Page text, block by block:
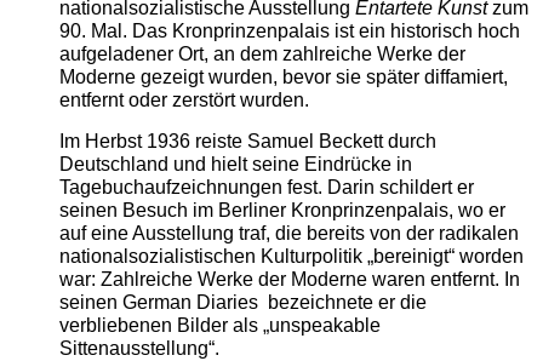
nationalsozialistische Ausstellung Entartete Kunstzum
90. Mal. Das Kronprinzenpalais ist ein historisch hoch
aufgeladener Ort, an dem zahlreiche Werke der
Moderne gezeigt wurden, bevor sie später diffamiert,
entfernt oder zerstört wurden.
Im Herbst 1936 reiste Samuel Beckett durch
Deutschland und hielt seine Eindrücke in
Tagebuchaufzeichnungen fest. Darin schildert er
seinen Besuch im Berliner Kronprinzenpalais, wo er
auf eine Ausstellung traf, die bereits von der radikalen
nationalsozialistischen Kulturpolitik „bereinigt“ worden
war: Zahlreiche Werke der Moderne waren entfernt. In
seinen German Diaries bezeichnete er die
verbliebenen Bilder als „unspeakable
Sittenausstellung“.